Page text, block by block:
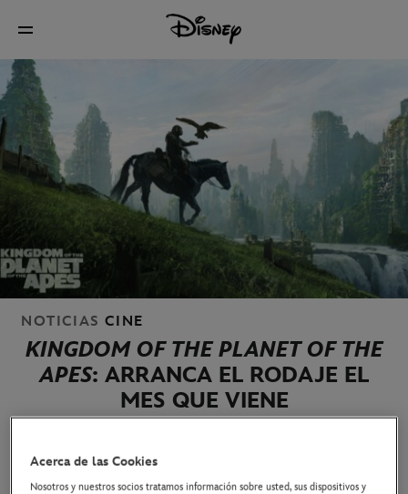
NOTICIAS CINE
KINGDOM OF THE PLANET OF THE
APES: ARRANCA EL RODAJE EL
MES QUE VIENE
Copiar Artículo
Acerca de las Cookies
Nosotros y nuestros socios tratamos información sobre usted, sus dispositivos y